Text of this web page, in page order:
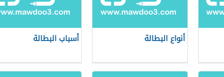
أنواع البطالة أسباب البطالة